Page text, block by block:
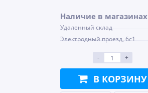
Наличие в магазинах
Удаленный склад
Электродный проезд, 6с1
- +
В КОРЗИНУ